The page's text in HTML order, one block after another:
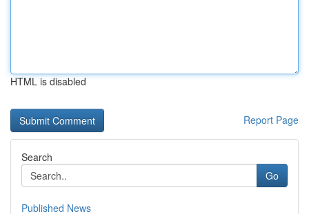
HTML is disabled
Report Page
Search
Go
Published News